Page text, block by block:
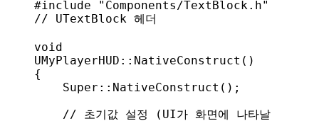
#include "Components/TextBlock.h"
// UTextBlock 헤더
void
UMyPlayerHUD :: NativeConstruct ()
{
    Super
:: NativeConstruct ();